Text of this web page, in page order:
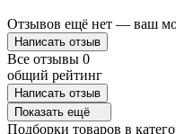
Отзывов ещё нет — ваш
Написать отзыв
Все отзывы 0
общий рейтинг
Написать отзыв
Показать ещё
Подборки товаров в